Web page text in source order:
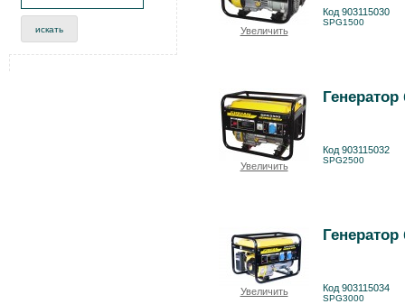
Увеличить
Код 903115030
SPG1500
Увеличить
Код 903115032
SPG2500
Увеличить Код 903115034
SPG3000